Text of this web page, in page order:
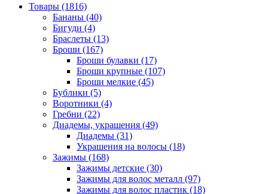
Товары (1816)
Бананы (40)
Бигуди (4)
Браслеты (13)
Броши (167)
Броши булавки (17)
Броши крупные (107)
Броши мелкие (45)
Бублики (5)
Воротники (4)
Гребни (22)
Диадемы, украшения (49)
Диадемы (31)
Украшения на волосы (18)
Зажимы (168)
Зажимы детские (30)
Зажимы для волос металл (97)
Зажимы для волос пластик (18)